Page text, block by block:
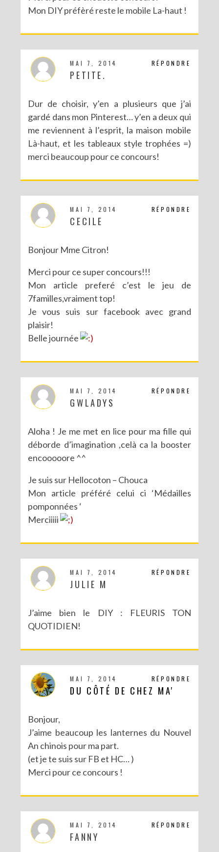
Mon DIY préfèré reste le mobile La-haut !
RÉPONDRE
MAI 7, 2014
PETITE.
Dur de choisir, y’en a plusieurs que j’ai
gardé dans mon Pinterest… y’en a deux qui
me reviennent à l’esprit, la maison mobile
Là-haut, et les tableaux style trophées =)
merci beaucoup pour ce concours!
RÉPONDRE
MAI 7, 2014
CECILE
Bonjour Mme Citron!
Merci pour ce super concours!!!
Mon article preferé c’est le jeu de
7familles,vraiment top!
Je vous suis sur facebook avec grand
plaisir!
Belle journée
RÉPONDRE
MAI 7, 2014
GWLADYS
Aloha ! Je me met en lice pour ma fille qui
déborde d’imagination ,celà ca la booster
encooooore ^^
Je suis sur Hellocoton – Chouca
Mon article préféré celui ci ‘Médailles
pomponnées ‘
Merciiiii
RÉPONDRE
MAI 7, 2014
JULIE M
J’aime bien le DIY : FLEURIS TON
QUOTIDIEN!
RÉPONDRE
MAI 7, 2014
DU CÔTÉ DE CHEZ MA'
Bonjour,
J’aime beaucoup les lanternes du Nouvel
An chinois pour ma part.
(et je te suis sur FB et HC… )
Merci pour ce concours !
RÉPONDRE
MAI 7, 2014
FANNY